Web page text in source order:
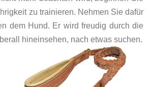
zu trainieren. Nehmen Sie dafür
dem Hund. Er wird freudig durch die
hineinsehen, nach etwas suchen.